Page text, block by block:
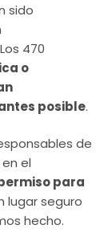
sido
470
o
posible.
de
el
para
lugar seguro
hecho.